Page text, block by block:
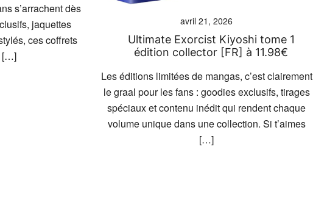
s’arrachent dès
jaquettes
ces coffrets
[…]
avril 21, 2026
Ultimate Exorcist Kiyoshi tome 1
édition collector [FR] à 11.98€
Les éditions limitées de mangas, c’est clairement
le graal pour les fans : goodies exclusifs, tirages
spéciaux et contenu inédit qui rendent chaque
volume unique dans une collection. Si t’aimes
[…]